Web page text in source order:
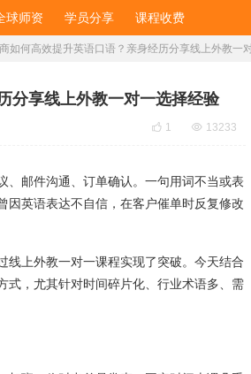
球师资 学员分享 课程收费
如何高效提升英语口语？亲身经历分享线上外教一
分享线上外教一对一选择经验
 1  13233
、邮件沟通、订单确认。一句用词不当或表
因英语表达不自信，在客户催单时反复修改
线上外教一对一课程实现了突破。今天结合
式，尤其针对时间碎片化、行业术语多、需